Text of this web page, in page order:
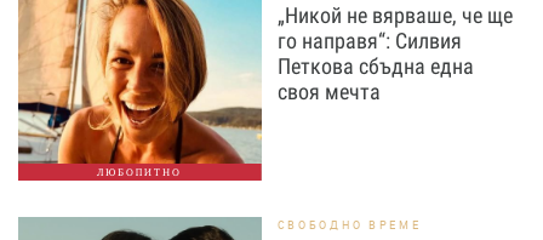
ЛЮБОПИТНО
„Никой не вярваше, че ще
го направя“: Силвия
Петкова сбъдна една
своя мечта
СВОБОДНО ВРЕМЕ